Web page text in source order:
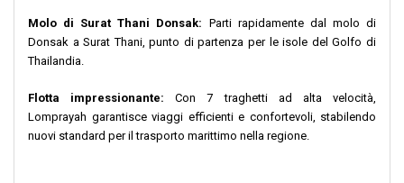
Molo di Surat Thani Donsak: Parti rapidamente dal molo di
Donsak a Surat Thani, punto di partenza per le isole del Golfo di
Thailandia.
Flotta impressionante: Con 7 traghetti ad alta velocità,
Lomprayah garantisce viaggi efficienti e confortevoli, stabilendo
nuovi standard per il trasporto marittimo nella regione.